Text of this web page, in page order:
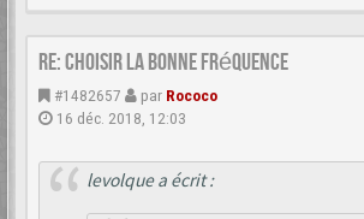
Re: choisir la bonne fréquence
#1482657 par Rococo
16 déc. 2018, 12:03
levolque a écrit :